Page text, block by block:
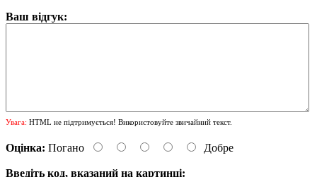
Ваш відгук:
Увага: HTML не підтримується! Використовуйте звичайний текст.
Оцінка: Погано Добре
Введіть код, вказаний на картинці: